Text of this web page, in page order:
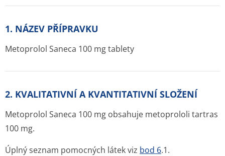
1. NÁZEV PŘÍPRAVKU
Metoprolol Saneca 100 mg tablety
2. KVALITATIVNÍ A KVANTITATIVNÍ SLOŽENÍ
Metoprolol Saneca 100 mg obsahuje metoprololi tartras
100 mg.
Úplný seznam pomocných látek viz bod 6.1.